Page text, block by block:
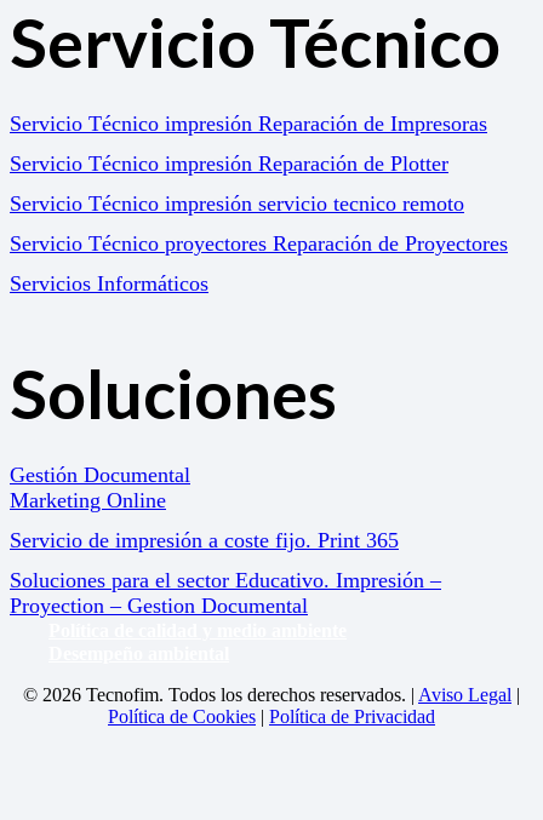
Servicio Técnico
Servicio Técnico impresión Reparación de Impresoras
Servicio Técnico impresión Reparación de Plotter
Servicio Técnico impresión servicio tecnico remoto
Servicio Técnico proyectores Reparación de Proyectores
Servicios Informáticos
Soluciones
Gestión Documental
Marketing Online
Servicio de impresión a coste fijo. Print 365
Soluciones para el sector Educativo. Impresión –
Proyection – Gestion Documental
© 2026 Tecnofim. Todos los derechos reservados. | Aviso Legal |
Política de Cookies | Política de Privacidad